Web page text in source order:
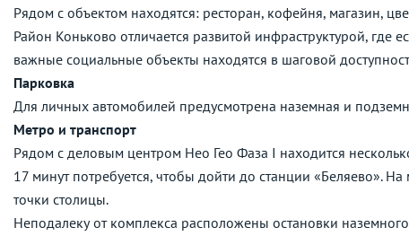
Рядом с объектом находятся: ресторан, кофейня, магазин,
Район Коньково отличается развитой инфраструктурой, где
важные социальные объекты находятся в шаговой
Парковка
Для личных автомобилей предусмотрена наземная и
Метро и транспорт
Рядом с деловым центром Нео Гео Фаза I находится
17 минут потребуется, чтобы дойти до станции «Беляево».
точки столицы.
Неподалеку от комплекса расположены остановки